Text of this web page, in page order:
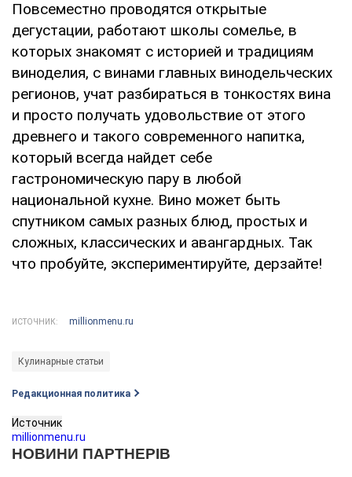
Повсеместно проводятся открытые
дегустации, работают школы сомелье, в
которых знакомят с историей и традициям
виноделия, с винами главных винодельческих
регионов, учат разбираться в тонкостях вина
и просто получать удовольствие от этого
древнего и такого современного напитка,
который всегда найдет себе
гастрономическую пару в любой
национальной кухне. Вино может быть
спутником самых разных блюд, простых и
сложных, классических и авангардных. Так
что пробуйте, экспериментируйте, дерзайте!
ИСТОЧНИК: millionmenu.ru
Кулинарные статьи
Редакционная политика
Источник
millionmenu.ru